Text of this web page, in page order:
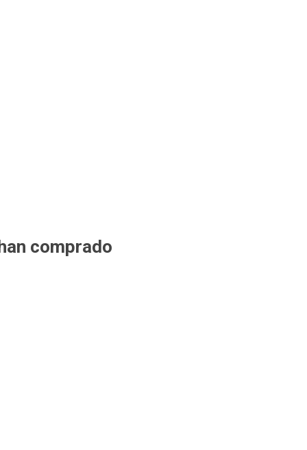
comprado